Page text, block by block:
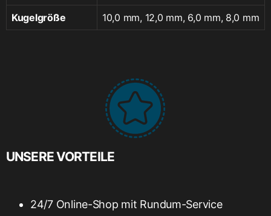
Kugelgröße 10,0 mm, 12,0 mm, 6,0 mm, 8,0 mm
UNSERE VORTEILE
24/7 Online-Shop mit Rundum-Service